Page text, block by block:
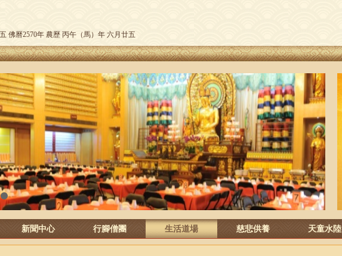
佛曆2570年 農歷 丙午（馬）年 六月廿五
新聞中心 行腳僧團 生活道場 慈悲供養 天童水陸